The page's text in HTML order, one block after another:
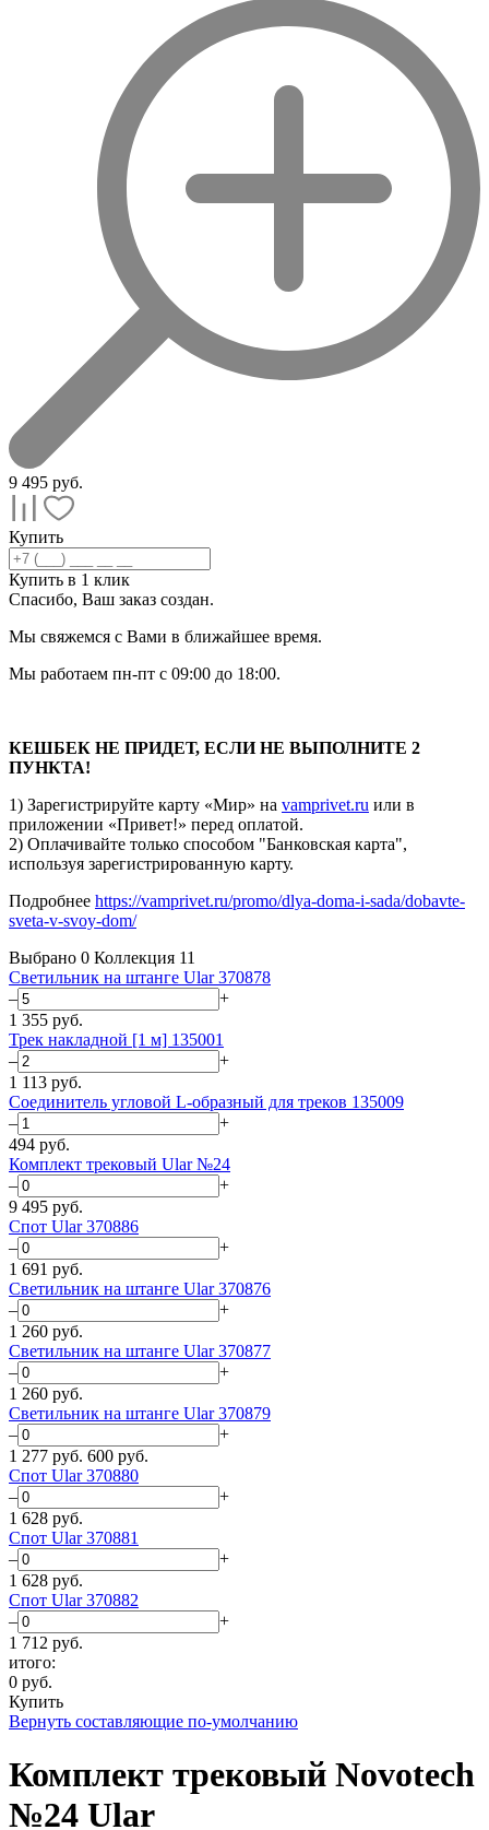
9 495 руб.
Купить
Купить в 1 клик
Спасибо, Ваш заказ создан.
Мы свяжемся с Вами в ближайшее время.
Мы работаем пн-пт с 09:00 до 18:00.
КЕШБЕК НЕ ПРИДЕТ, ЕСЛИ НЕ ВЫПОЛНИТЕ 2
ПУНКТА!
1) Зарегистрируйте карту «Мир» на vamprivet.ru или в
приложении «Привет!» перед оплатой.
2) Оплачивайте только способом "Банковская карта",
используя зарегистрированную карту.
Подробнее https://vamprivet.ru/promo/dlya-doma-i-sada/dobavte-
sveta-v-svoy-dom/
Выбрано 0 Коллекция 11
Светильник на штанге Ular 370878
–
+
1 355 руб.
Трек накладной [1 м] 135001
–
+
1 113 руб.
Соединитель угловой L-образный для треков 135009
–
+
494 руб.
Комплект трековый Ular №24
–
+
9 495 руб.
Спот Ular 370886
–
+
1 691 руб.
Светильник на штанге Ular 370876
–
+
1 260 руб.
Светильник на штанге Ular 370877
–
+
1 260 руб.
Светильник на штанге Ular 370879
–
+
1 277 руб. 600 руб.
Спот Ular 370880
–
+
1 628 руб.
Спот Ular 370881
–
+
1 628 руб.
Спот Ular 370882
–
+
1 712 руб.
итого:
0 руб.
Купить
Вернуть составляющие по-умолчанию
Комплект трековый Novotech
№24 Ular